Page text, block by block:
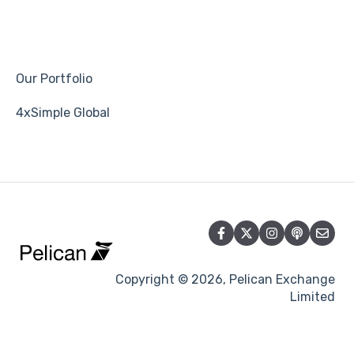
Our Portfolio
4xSimple Global
Copyright © 2026, Pelican Exchange
Limited